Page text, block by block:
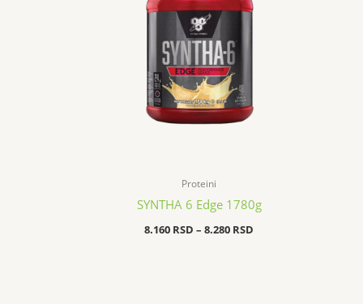
Proteini
SYNTHA 6 Edge 1780g
8.160 RSD – 8.280 RSD